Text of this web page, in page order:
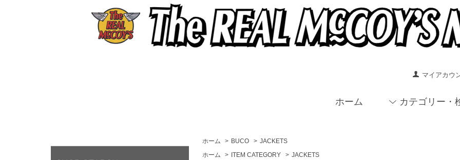
マイアカウ
ホーム カテゴリー・
ホーム > BUCO > JACKETS
ホーム
> ITEM CATEGORY > JACKETS